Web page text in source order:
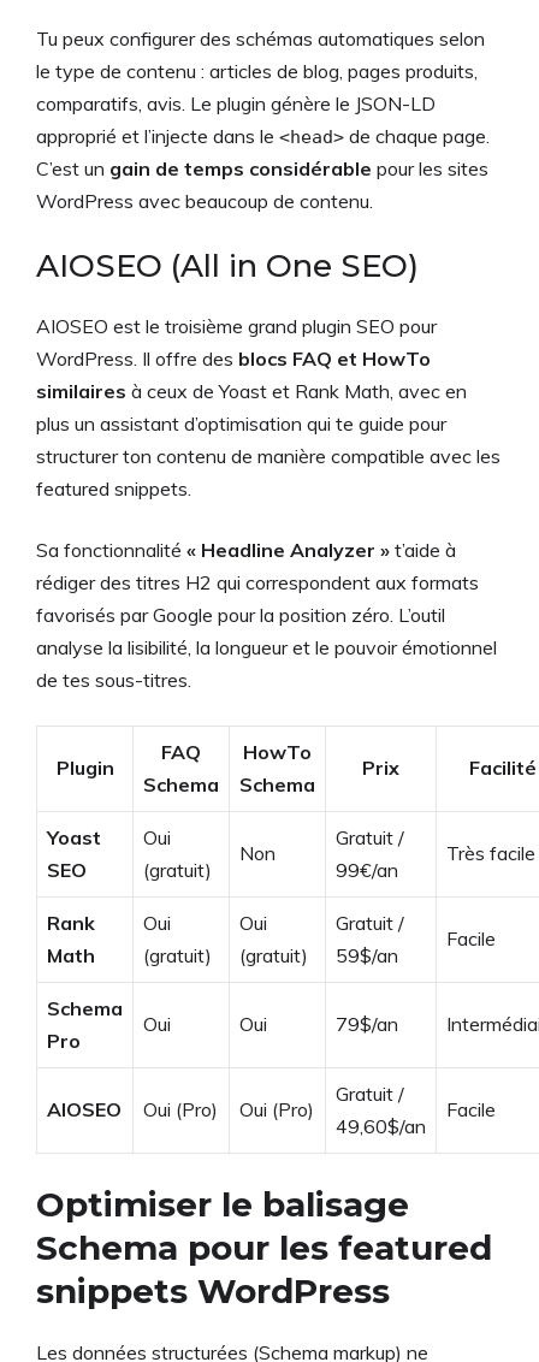
Tu peux configurer des schémas automatiques selon
le type de contenu : articles de blog, pages produits,
comparatifs, avis. Le plugin génère le JSON-LD
approprié et l’injecte dans le <head> de chaque page.
C’est un gain de temps considérable pour les sites
WordPress avec beaucoup de contenu.
AIOSEO (All in One SEO)
AIOSEO est le troisième grand plugin SEO pour
WordPress. Il offre des blocs FAQ et HowTo
similaires à ceux de Yoast et Rank Math, avec en
plus un assistant d’optimisation qui te guide pour
structurer ton contenu de manière compatible avec les
featured snippets.
Sa fonctionnalité « Headline Analyzer » t’aide à
rédiger des titres H2 qui correspondent aux formats
favorisés par Google pour la position zéro. L’outil
analyse la lisibilité, la longueur et le pouvoir émotionnel
de tes sous-titres.
Plugin
FAQ
Schema
HowTo
Schema
Prix Facilité
Yoast
SEO
Oui
(gratuit)
Non
Gratuit /
99€/an
Très facile
Rank
Math
Oui
(gratuit)
Oui
(gratuit)
Gratuit /
59$/an
Facile
Schema
Pro
Oui Oui 79$/an
AIOSEO Oui (Pro) Oui (Pro)
Gratuit /
49,60$/an
Facile
Optimiser le balisage
Schema pour les featured
snippets WordPress
Les données structurées (Schema markup) ne